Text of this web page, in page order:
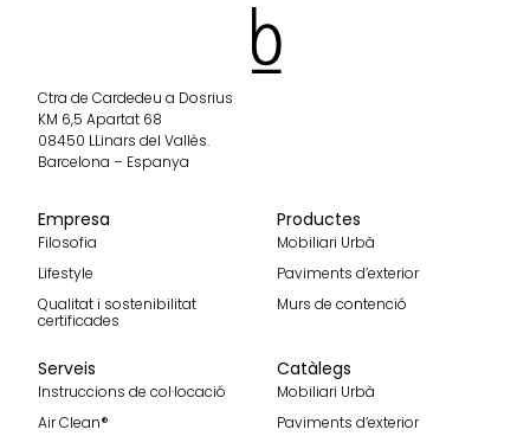
Ctra de Cardedeu a Dosrius
KM 6,5 Apartat 68
08450 LLinars del Vallès.
Barcelona – Espanya
Empresa
Filosofia
Lifestyle
Qualitat i sostenibilitat
certificades
Productes
Mobiliari Urbà
Paviments d’exterior
Murs de contenció
Serveis
Instruccions de col·locació
Air Clean®
Catàlegs
Mobiliari Urbà
Paviments d’exterior